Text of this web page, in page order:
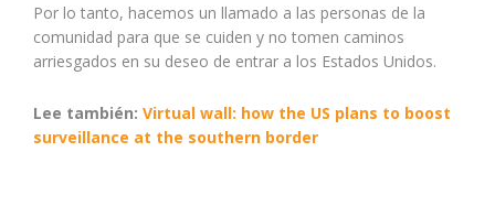
Por lo tanto, hacemos un llamado a las personas de la
comunidad para que se cuiden y no tomen caminos
arriesgados en su deseo de entrar a los Estados Unidos.
Lee también: Virtual wall: how the US plans to boost
surveillance at the southern border